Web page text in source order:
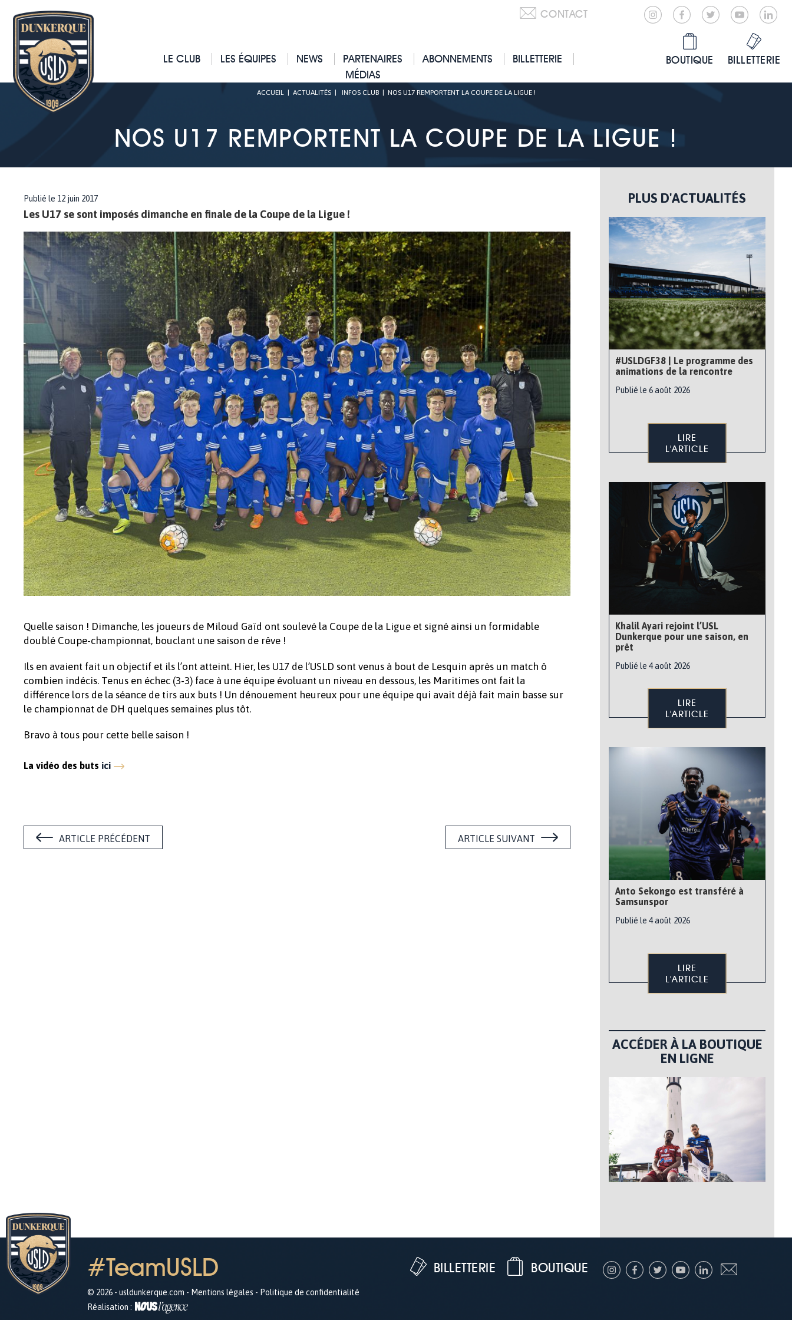
CONTACT
LE CLUB LES ÉQUIPES NEWS PARTENAIRES ABONNEMENTS
BILLETTERIE
MÉDIAS
BOUTIQUE BILLETTERIE
ACCUEIL| ACTUALITÉS| INFOS CLUB| NOS U17 REMPORTENT LA COUPE DE LA LIGUE !
NOS U17 REMPORTENT LA COUPE DE LA LIGUE !
Publié le 12 juin 2017
Les U17 se sont imposés dimanche en finale de la Coupe de la Ligue !
Quelle saison ! Dimanche, les joueurs de Miloud Gaïd ont soulevé la Coupe de la Ligue et signé ainsi un formidable
doublé Coupe-championnat, bouclant une saison de rêve !
Ils en avaient fait un objectif et ils l’ont atteint. Hier, les U17 de l’USLD sont venus à bout de Lesquin après un match ô
combien indécis. Tenus en échec (3-3) face à une équipe évoluant un niveau en dessous, les Maritimes ont fait la
différence lors de la séance de tirs aux buts ! Un dénouement heureux pour une équipe qui avait déjà fait main basse sur
le championnat de DH quelques semaines plus tôt.
Bravo à tous pour cette belle saison !
La vidéo des buts ici
ARTICLE PRÉCÉDENT ARTICLE SUIVANT
PLUS D'ACTUALITÉS
#USLDGF38 | Le programme des
animations de la rencontre
Publié le 6 août 2026
LIRE
L'ARTICLE
Khalil Ayari rejoint l’USL
Dunkerque pour une saison, en
prêt
Publié le 4 août 2026
LIRE
L'ARTICLE
Anto Sekongo est transféré à
Samsunspor
Publié le 4 août 2026
LIRE
L'ARTICLE
ACCÉDER À LA BOUTIQUE
EN LIGNE
#TeamUSLD
© 2026 - usldunkerque.com - Mentions légales - Politique de confidentialité
Réalisation :
BOUTIQUE
BILLETTERIE